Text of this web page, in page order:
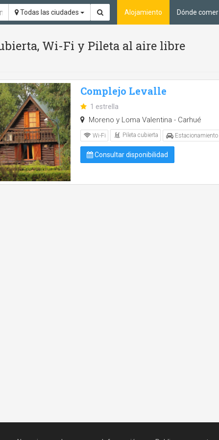
Todas las ciudades Alojamiento Dónde comer
Wi-Fi y Pileta al aire libre
Complejo Levalle
1 estrella
Moreno y Loma Valentina - Carhué
Wi-Fi Pileta cubierta Estacionamiento
Consultar disponibilidad